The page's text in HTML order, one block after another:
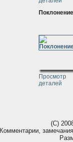
Поклонение
Просмотр
деталей
(С)
Комментарии,